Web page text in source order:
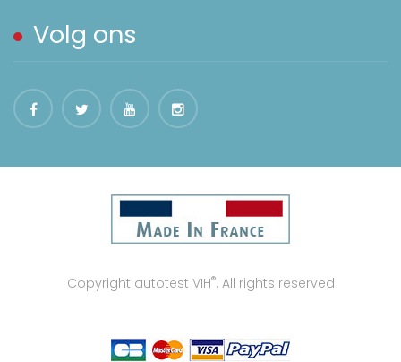
Volg ons
Copyright autotest VIH®. All rights reserved